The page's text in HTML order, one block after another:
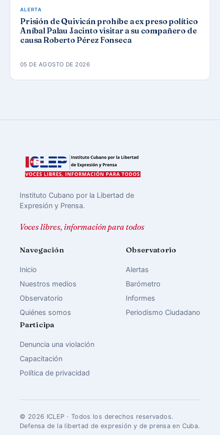
ALERTA
Prisión de Quivicán prohíbe a ex preso político
Aníbal Palau Jacinto visitar a su compañero de
causa Roberto Pérez Fonseca
05 DE AGOSTO DE 2026
Instituto Cubano por la Libertad de
Expresión y Prensa.
Voces libres, información para todos
Navegación
Inicio
Nuestros medios
Observatorio
Quiénes somos
Observatorio
Alertas
Barómetro
Informes
Periodismo Ciudadano
Participa
Denuncia una violación
Capacitación
Política de privacidad
© 2026 ICLEP · Todos los derechos reservados.
Defensa de la libertad de expresión y de prensa en Cuba.